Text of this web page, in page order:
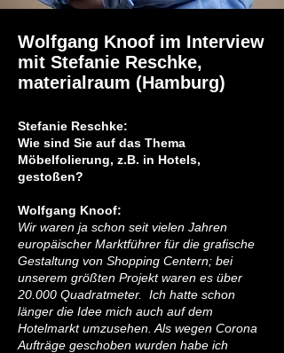
Wolfgang Knoof im Interview
mit Stefanie Reschke,
materialraum (Hamburg)
Stefanie Reschke:
Wie sind Sie auf das Thema
Möbelfolierung, z.B. in Hotels,
gestoßen?
Wolfgang Knoof:
Wir waren ja schon seit vielen Jahren
europäischer Marktführer für die grafische
Gestaltung von Shopping Centern; bei
unserem größten Projekt waren es über
20.000 Quadratmeter. Ich hatte schon
länger die Idee mich auch auf dem
Hotelmarkt umzusehen. Als wegen Corona
Aufträge geschoben wurden habe ich